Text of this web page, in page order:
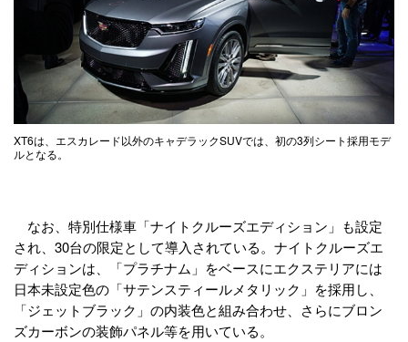
XT6は、エスカレード以外のキャデラックSUVでは、初の3列シート採用モデ
ルとなる。
なお、特別仕様車「ナイトクルーズエディション」も設定
され、30台の限定として導入されている。ナイトクルーズエ
ディションは、「プラチナム」をベースにエクステリアには
日本未設定色の「サテンスティールメタリック」を採用し、
「ジェットブラック」の内装色と組み合わせ、さらにブロン
ズカーボンの装飾パネル等を用いている。